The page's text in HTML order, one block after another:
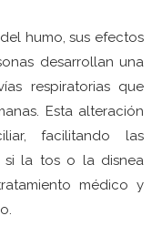
humo, sus efectos
desarrollan una
respiratorias que
Esta alteración
facilitando las
si la tos o la disnea
médico y